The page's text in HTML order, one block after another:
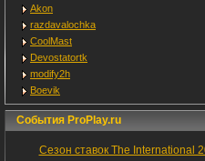
Akon
razdavalochka
CoolMast
Devostatortk
modify2h
Boevik
События ProPlay.ru
Сезон ставок The International